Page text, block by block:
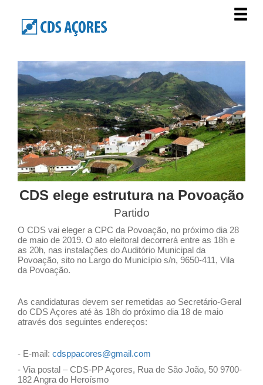
CDS elege estrutura na Povoação
Partido
O CDS vai eleger a CPC da Povoação, no próximo dia 28
de maio de 2019. O ato eleitoral decorrerá entre as 18h e
as 20h, nas instalações do Auditório Municipal da
Povoação, sito no Largo do Município s/n, 9650-411, Vila
da Povoação.
As candidaturas devem ser remetidas ao Secretário-Geral
do CDS Açores até às 18h do próximo dia 18 de maio
através dos seguintes endereços:
- E-mail: cdsppacores@gmail.com
- Via postal – CDS-PP Açores, Rua de São João, 50 9700-
182 Angra do Heroísmo